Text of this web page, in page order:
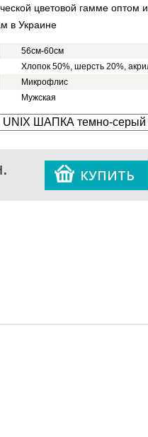
цветовой гамме оптом
в Украине
56см-60см
Хлопок 50%, шерсть 20%,
Микрофлис
Мужская
КУПИТЬ